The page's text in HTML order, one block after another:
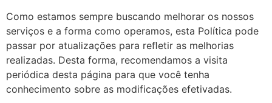
Como estamos sempre buscando melhorar os nossos
serviços e a forma como operamos, esta Política pode
passar por atualizações para reﬂetir as melhorias
realizadas. Desta forma, recomendamos a visita
periódica desta página para que você tenha
conhecimento sobre as modificações efetivadas.